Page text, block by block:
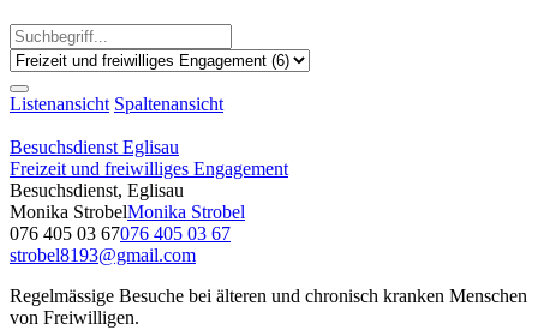
Listenansicht Spaltenansicht
Besuchsdienst Eglisau
Freizeit und freiwilliges Engagement
Besuchsdienst, Eglisau
Monika StrobelMonika Strobel
076 405 03 67076 405 03 67
strobel8193@gmail.com
Regelmässige Besuche bei älteren und chronisch kranken Menschen
von Freiwilligen.